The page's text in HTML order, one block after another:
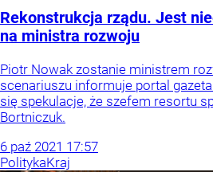
Rekonstrukcja rządu. Jest
na ministra rozwoju
Piotr Nowak zostanie ministrem
scenariuszu informuje portal
się spekulacje, że szefem resortu
Bortniczuk.
6 paź 2021 17:57
PolitykaKraj